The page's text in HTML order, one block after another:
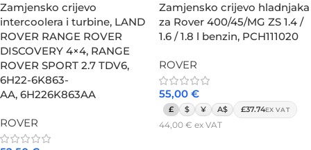
Zamjensko crijevo
intercoolera i turbine, LAND
ROVER RANGE ROVER
DISCOVERY 4×4, RANGE
ROVER SPORT 2.7 TDV6,
6H22-6K863-
AA, 6H226K863AA
ROVER
Zamjensko crijevo hladnjaka
za Rover 400/45/MG ZS 1.4 /
1.6 / 1.8 l benzin, PCH111020
ROVER
55,00 €
£ $ ¥ A$ £37.74EX VAT
44,00 € ex VAT